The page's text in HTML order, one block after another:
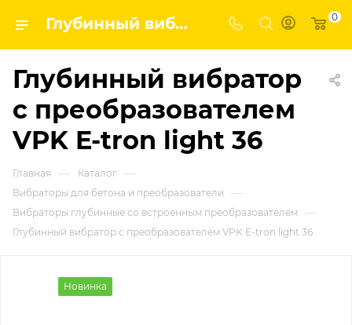
Глубинный вибратор с преобразователем VPK E-tron light 36 | Завод строительных и промышленных механизмов VPK 0
Глубинный вибратор
с преобразователем
VPK E-tron light 36
Главная — Каталог —
Вибраторы для бетона и преобразователи —
Вибраторы глубинные со встроенным преобразователем —
Глубинный вибратор с преобразователем VPK E-tron light 36
Новинка